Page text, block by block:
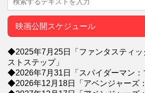
映画公開スケジュール
◆2025年7月25日「ファンタスティッ
ストステップ」
◆2026年7月31日「スパイダーマン：
◆2026年12月18日「アベンジャーズ